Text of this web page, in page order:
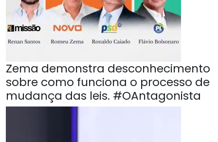
Zema demonstra desconhecimento
sobre como funciona o processo de
mudança das leis. #OAntagonista